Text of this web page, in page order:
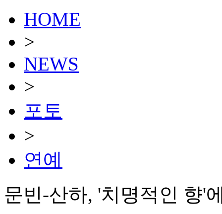
HOME
>
NEWS
>
포토
>
연예
문빈-산하, '치명적인 향'